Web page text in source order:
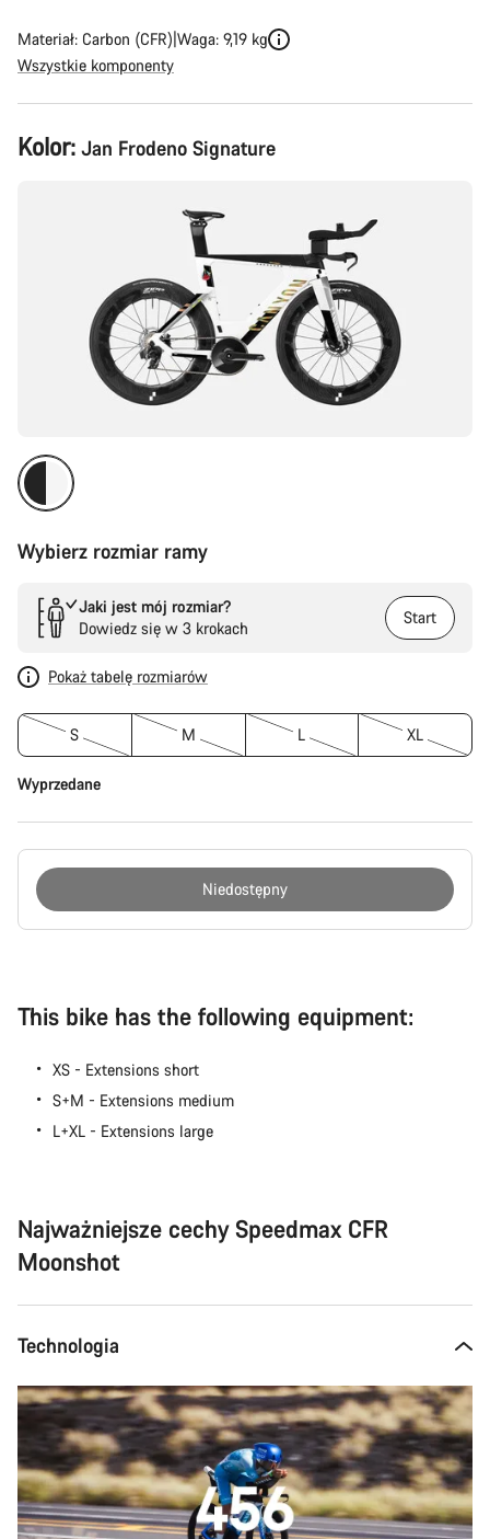
Materiał: Carbon (CFR) Waga: 9,19 kg
Wszystkie komponenty
Konfiguracja
produktu
Kolor: Jan Frodeno Signature
Wybierz rozmiar ramy
Jaki jest mój rozmiar?
Dowiedz się w 3 krokach
Start
Pokaż tabelę rozmiarów
S M L XL
Wyprzedane
Niedostępny
This bike has the following equipment:
XS - Extensions short
S+M - Extensions medium
L+XL - Extensions large
Najważniejsze cechy Speedmax CFR
Moonshot
Technologia